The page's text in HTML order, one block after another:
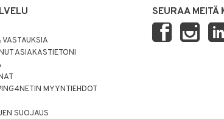
ASIAKASTIETONI
MYYNTIEHDOT
SUOJAUS
SEURAA MEITÄ